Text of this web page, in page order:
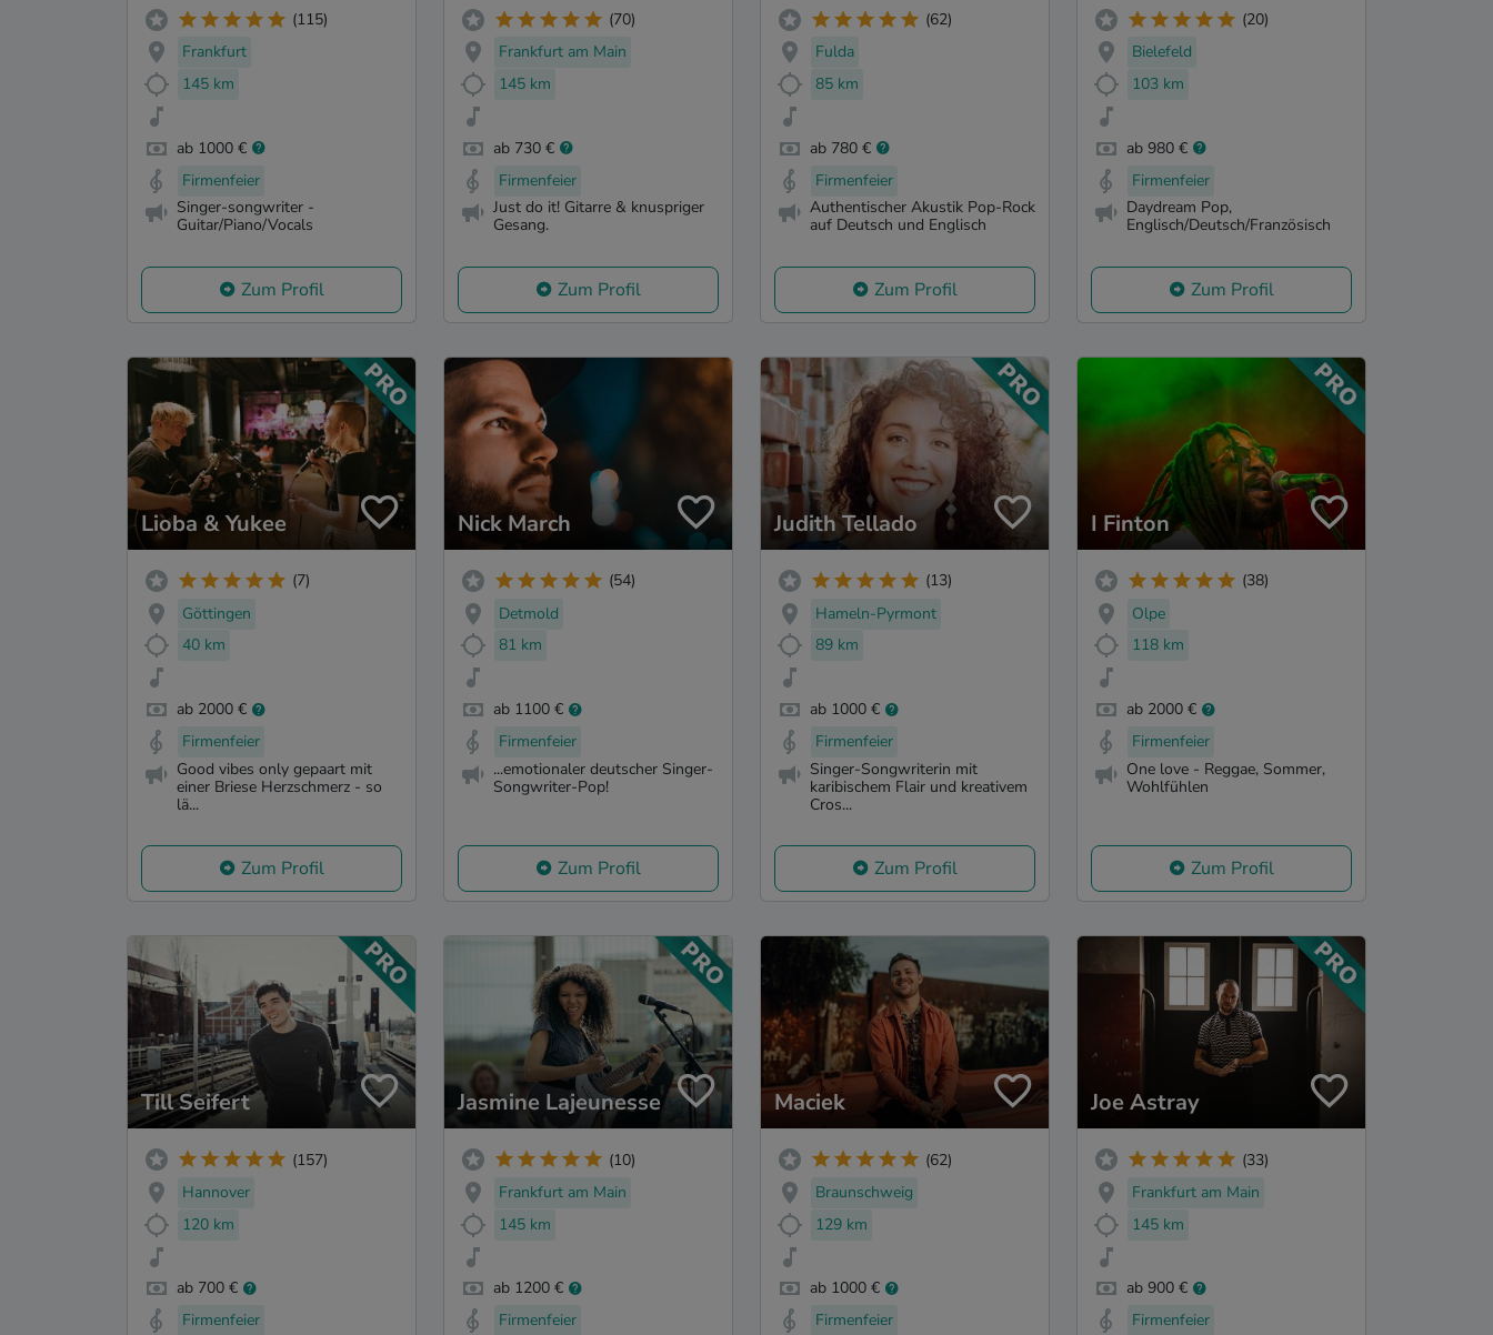
(115)
Frankfurt
145 km
ab 1000 €
Firmenfeier
Singer-songwriter -
Guitar/Piano/Vocals
Zum Profil
(70)
Frankfurt am Main
145 km
ab 730 €
Firmenfeier
Just do it! Gitarre & knuspriger
Gesang.
Zum Profil
(62)
Fulda
85 km
ab 780 €
Firmenfeier
Authentischer Akustik Pop-Rock
auf Deutsch und Englisch
Zum Profil
(20)
Bielefeld
103 km
ab 980 €
Firmenfeier
Daydream Pop,
Englisch/Deutsch/Französisch
Zum Profil
Lioba & Yukee
(7)
Göttingen
40 km
ab 2000 €
Firmenfeier
Good vibes only gepaart mit
einer Briese Herzschmerz - so
lä...
Zum Profil
Nick March
(54)
Detmold
81 km
ab 1100 €
Firmenfeier
...emotionaler deutscher Singer-
Songwriter-Pop!
Zum Profil
Judith Tellado
(13)
Hameln-Pyrmont
89 km
ab 1000 €
Firmenfeier
Singer-Songwriterin mit
karibischem Flair und kreativem
Cros...
Zum Profil
I Finton
(38)
Olpe
118 km
ab 2000 €
Firmenfeier
One love - Reggae, Sommer,
Wohlfühlen
Zum Profil
Till Seifert
(157)
Hannover
120 km
ab 700 €
Firmenfeier
Jasmine Lajeunesse
(10)
Frankfurt am Main
145 km
ab 1200 €
Firmenfeier
Maciek
(62)
Braunschweig
129 km
ab 1000 €
Firmenfeier
Joe Astray
(33)
Frankfurt am Main
145 km
ab 900 €
Firmenfeier